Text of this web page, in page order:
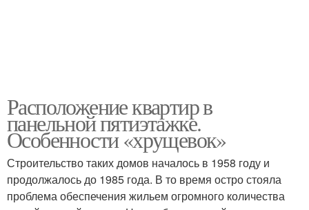
Расположение квартир в
панельной пятиэтажке.
Особенности «хрущевок»
Строительство таких домов началось в 1958 году и
продолжалось до 1985 года. В то время остро стояла
проблема обеспечения жильем огромного количества